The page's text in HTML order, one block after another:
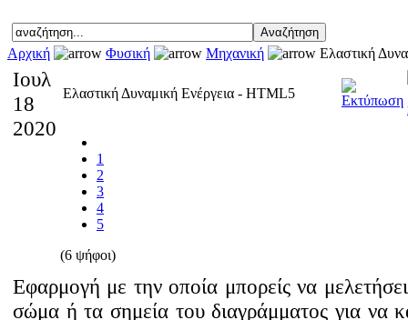
Αρχική Φυσική Μηχανική Ελαστική
Ιουλ
18
2020
Ελαστική Δυναμική Ενέργεια - HTML5
1
2
3
4
5
(6 ψήφοι)
Εφαρμογή με την οποία μπορείς να
σώμα ή τα σημεία του διαγράμματος για να